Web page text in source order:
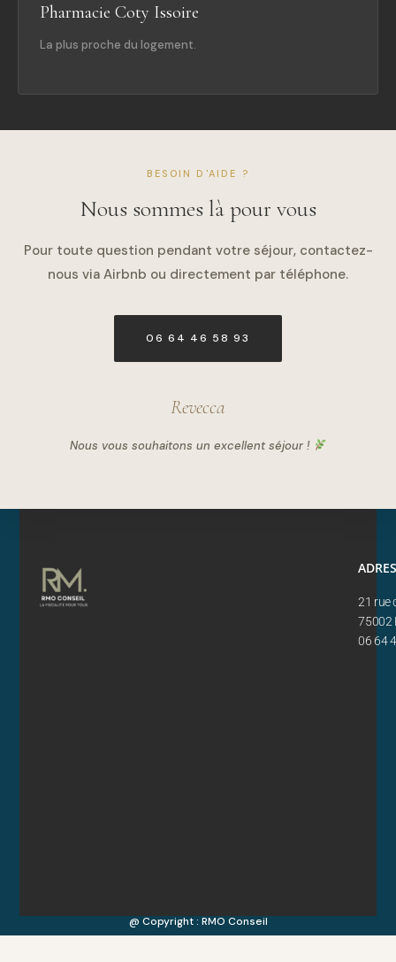
Pharmacie Coty Issoire
La plus proche du logement.
BESOIN D'AIDE ?
Nous sommes là pour vous
Pour toute question pendant votre séjour, contactez-
nous via Airbnb ou directement par téléphone.
06 64 46 58 93
Revecca
Nous vous souhaitons un excellent séjour !
21 rue
75002
06 64
@ Copyright : RMO Conseil